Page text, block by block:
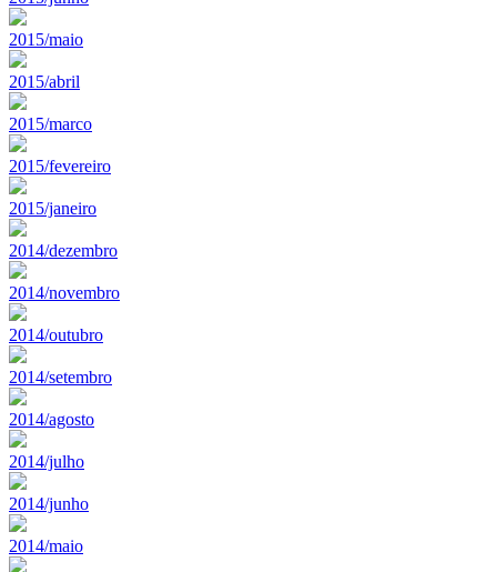
2015/maio
2015/abril
2015/marco
2015/fevereiro
2015/janeiro
2014/dezembro
2014/novembro
2014/outubro
2014/setembro
2014/agosto
2014/julho
2014/junho
2014/maio